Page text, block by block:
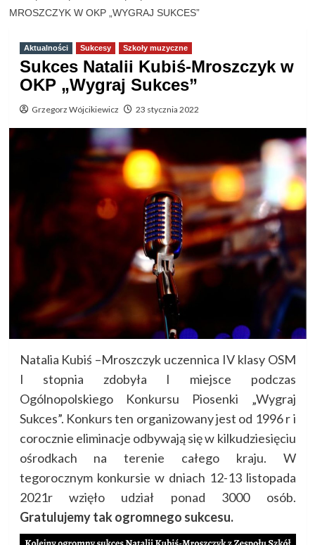
MROSZCZYK W OKP „WYGRAJ SUKCES”
Aktualności Sukcesy Szkoły muzyczne
Sukces Natalii Kubiś-Mroszczyk w
OKP „Wygraj Sukces”
Grzegorz Wójcikiewicz 23 stycznia 2022
Natalia Kubiś –Mroszczyk uczennica IV klasy OSM
I stopnia zdobyła I miejsce podczas
Ogólnopolskiego Konkursu Piosenki „Wygraj
Sukces”. Konkurs ten organizowany jest od 1996 r i
corocznie eliminacje odbywają się w kilkudziesięciu
ośrodkach na terenie całego kraju. W
tegorocznym konkursie w dniach 12-13 listopada
2021r wzięło udział ponad 3000 osób.
Gratulujemy tak ogromnego sukcesu.